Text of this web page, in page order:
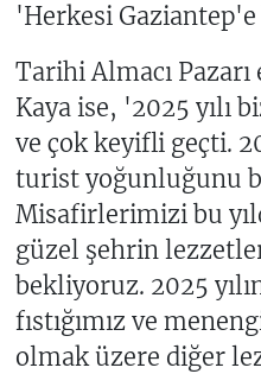
'Herkesi
Tarihi Almacı
Kaya ise, '2025 yılı
ve çok keyifli geçti.
turist yoğunluğunu
Misafirlerimizi bu
güzel şehrin
bekliyoruz. 2025
fıstığımız ve
olmak üzere diğer